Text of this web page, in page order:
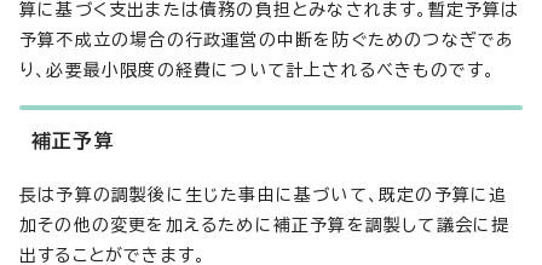
算に基づく支出または債務の負担とみなされます。暫定予算は
予算不成立の場合の行政運営の中断を防ぐためのつなぎであ
り、必要最小限度の経費について計上されるべきものです。
補正予算
長は予算の調製後に生じた事由に基づいて、既定の予算に追
加その他の変更を加えるために補正予算を調製して議会に提
出することができます。